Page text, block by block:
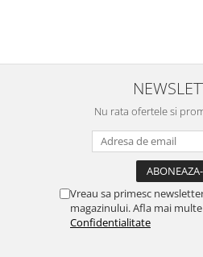
am primit și cadou bomboan...
Nu rata ofertele si
Vreau sa primesc
magazinului. Afla mai
Confidentialitate